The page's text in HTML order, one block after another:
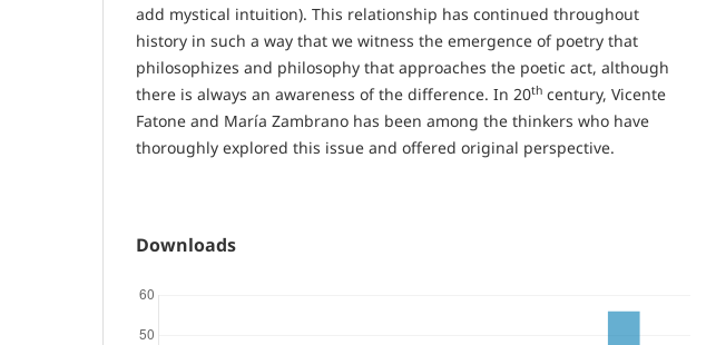
add mystical intuition). This relationship has continued throughout
history in such a way that we witness the emergence of poetry that
philosophizes and philosophy that approaches the poetic act, although
there is always an awareness of the difference. In 20th century, Vicente
Fatone and María Zambrano has been among the thinkers who have
thoroughly explored this issue and offered original perspective.
Downloads